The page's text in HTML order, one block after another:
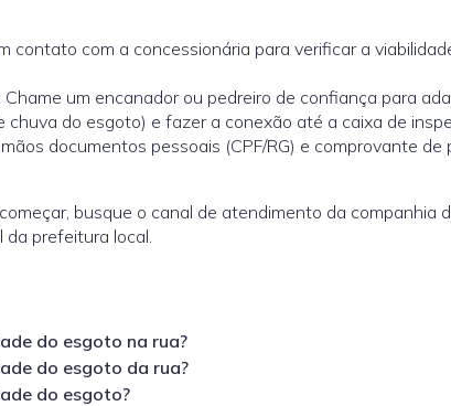
contato com a concessionária para verificar a
Chame um encanador ou pedreiro de confiança para
chuva do esgoto) e fazer a conexão até a caixa de
documentos pessoais (CPF/RG) e comprovante
busque o canal de atendimento da companhia
da prefeitura local.
do esgoto na rua?
do esgoto da rua?
do esgoto?